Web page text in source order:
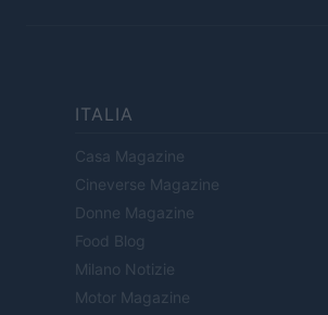
ITALIA
Casa Magazine
Cineverse Magazine
Donne Magazine
Food Blog
Milano Notizie
Motor Magazine